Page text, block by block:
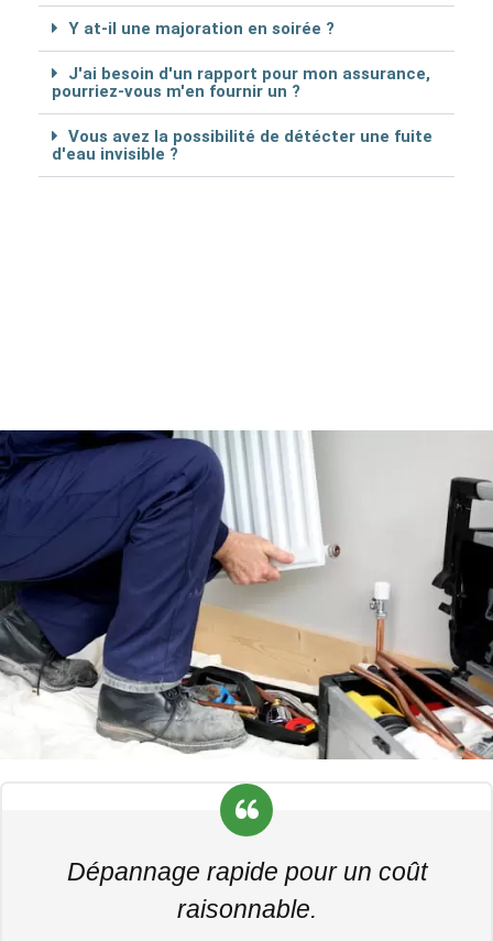
Y at-il une majoration en soirée ?
J'ai besoin d'un rapport pour mon assurance,
pourriez-vous m'en fournir un ?
Vous avez la possibilité de détécter une fuite
d'eau invisible ?
Dépannage rapide pour un coût
raisonnable.